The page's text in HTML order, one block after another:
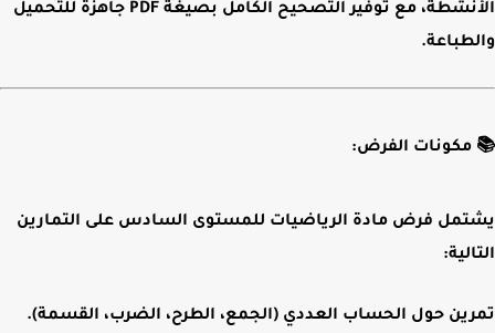
الأنشطة، مع توفير التصحيح الكامل بصيغة
PDF جاهزة للتحميل
والطباعة.
📚 مكونات الفرض:
يشتمل فرض مادة الرياضيات للمستوى السادس على التمارين
التالية:
تمرين حول الحساب العددي (الجمع، الطرح، الضرب، القسمة).